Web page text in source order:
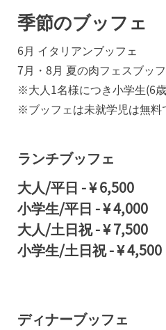
季節のブッフェ
6月 イタリアンブッフェ
7月・8月 夏の肉フェスブッ
※大人1名様につき小学生(6
※ブッフェは未就学児は無料
ランチブッフェ
大人/平日 -¥ 6,500
小学生/平日 -¥ 4,000
大人/土日祝-¥ 7,500
小学生/土日祝-¥ 4,500
ディナーブッフェ